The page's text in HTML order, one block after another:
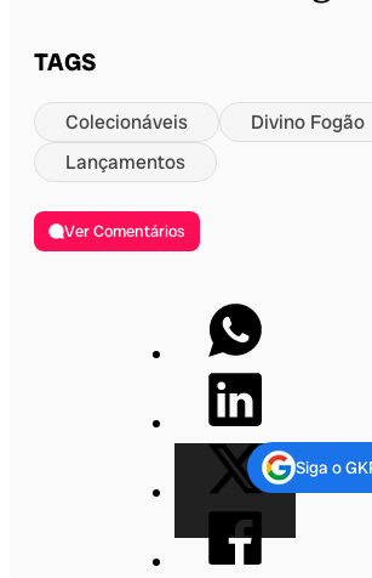
TAGS
Colecionáveis Divino Fogão
Lançamentos
Ver Comentários
Siga o